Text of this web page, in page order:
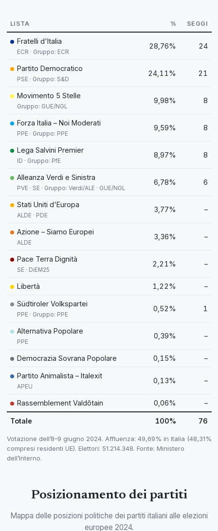
LISTA % SEGGI
Fratelli d'Italia
ECR · Gruppo: ECR
28,76% 24
Partito Democratico
PSE · Gruppo: S&D
24,11% 21
Movimento 5 Stelle
Gruppo: GUE/NGL
9,98% 8
Forza Italia – Noi Moderati
PPE · Gruppo: PPE
9,59% 8
Lega Salvini Premier
ID · Gruppo: PfE
8,97% 8
Alleanza Verdi e Sinistra
PVE · SE · Gruppo: Verdi/ALE · GUE/NGL
6,78% 6
Stati Uniti d'Europa
ALDE · PDE
3,77% –
Azione – Siamo Europei
ALDE
3,36% –
Pace Terra Dignità
SE · DiEM25
2,21% –
Libertà 1,22% –
Südtiroler Volkspartei
PPE · Gruppo: PPE
0,52% 1
Alternativa Popolare
PPE
0,39% –
Democrazia Sovrana Popolare 0,15% –
Partito Animalista – Italexit
APEU
0,13% –
Rassemblement Valdôtain 0,06% –
Totale 100% 76
Votazione dell’8–9 giugno 2024. Affluenza: 49,69% in Italia (48,31%
compresi residenti UE). Elettori: 51.214.348. Fonte: Ministero
dell’Interno.
Posizionamento dei partiti
Mappa delle posizioni politiche dei partiti italiani alle elezioni
europee 2024.